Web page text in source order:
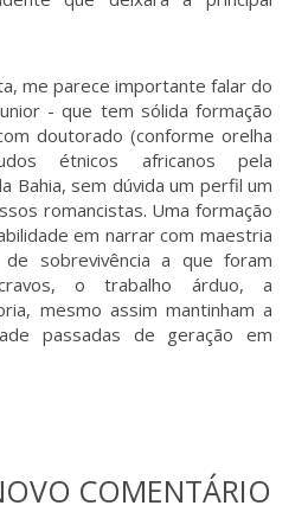
me parece importante falar do
- que tem sólida formação
doutorado (conforme orelha
étnicos africanos pela
Bahia, sem dúvida um perfil um
romancistas. Uma formação
em narrar com maestria
de sobrevivência a que foram
o trabalho árduo, a
mesmo assim mantinham a
passadas de geração em
COMENTÁRIO